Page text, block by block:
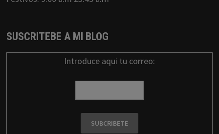
SUSCRITEBE A MI BLOG
Introduce aqui tu correo: